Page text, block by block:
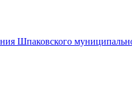
Шпаковского